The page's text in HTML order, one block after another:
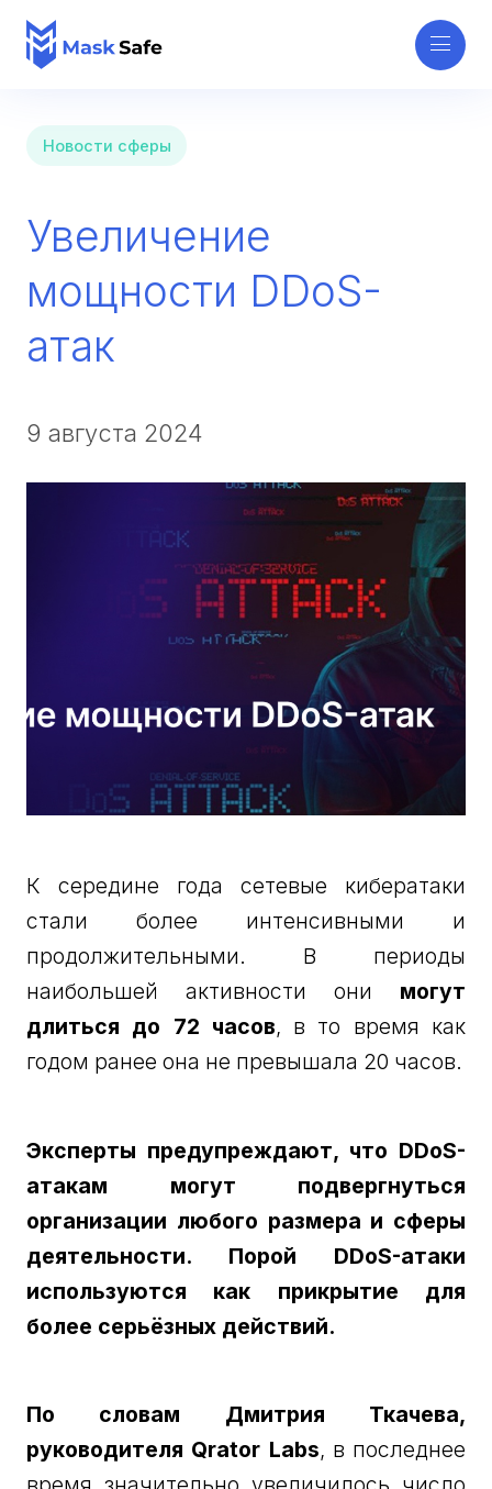
Новости сферы
Увеличение
мощности DDoS-
атак
9 августа 2024
К середине года сетевые кибератаки
стали более интенсивными и
продолжительными. В периоды
наибольшей активности они могут
длиться до 72 часов, в то время как
годом ранее она не превышала 20 часов.
Эксперты предупреждают, что DDoS-
атакам могут подвергнуться
организации любого размера и сферы
деятельности. Порой DDoS-атаки
используются как прикрытие для
более серьёзных действий.
По словам Дмитрия Ткачева,
руководителя Qrator Labs, в последнее